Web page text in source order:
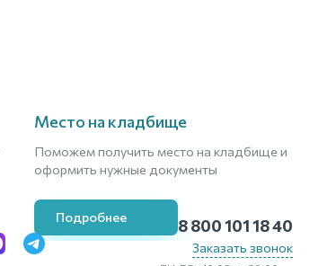
8 800 101 18 40
Заказать звонок
Место на кладбище
Поможем получить место на кладбище и
оформить нужные документы
Подробнее